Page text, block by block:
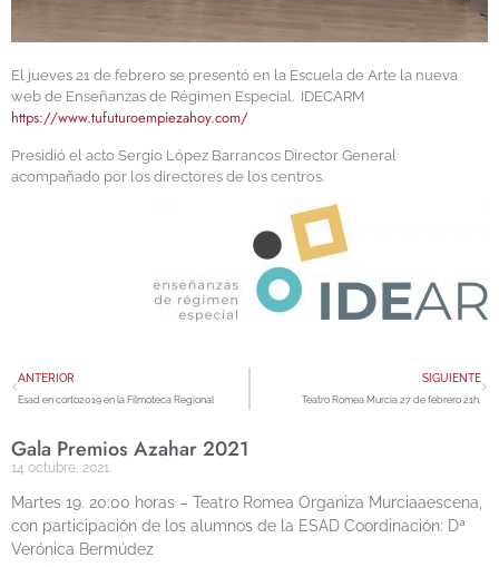
El jueves 21 de febrero se presentó en la Escuela de Arte la nueva
web de Enseñanzas de Régimen Especial. IDECARM
https://www.tufuturoempiezahoy.com/
Presidió el acto Sergio López Barrancos Director General
acompañado por los directores de los centros.
ANTERIOR
Esad en corto2019 en la Filmoteca Regional
SIGUIENTE
Teatro Romea Murcia 27 de febrero 21h.
Gala Premios Azahar 2021
14 octubre, 2021
Martes 19. 20:00 horas – Teatro Romea Organiza Murciaaescena,
con participación de los alumnos de la ESAD Coordinación: Dª
Verónica Bermúdez